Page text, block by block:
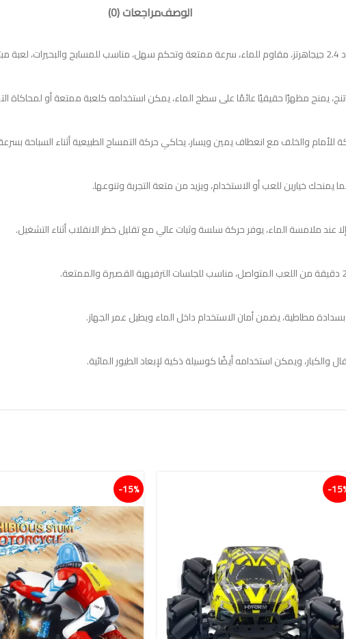
الوصفمراجعات (0)
مظهرًا حقيقيًا عائمًا على سطح الماء، يمكن استخدامه كلعبة ممتعة أو لمحاكاة
خيارين للعب أو الاستخدام، ويزيد من متعة التجربة وتنوعها.
عند ملامسة الماء، يوفر حركة سلسة وثبات عالي مع تقليل خطر الانقلاب أثناء التشغيل.
مطاطية، يضمن أمان الاستخدام داخل الماء ويطيل عمر الجهاز.
والكبار، ويمكن استخدامه أيضًا كوسيلة ذكية لإبعاد الطيور المائية.
15%-